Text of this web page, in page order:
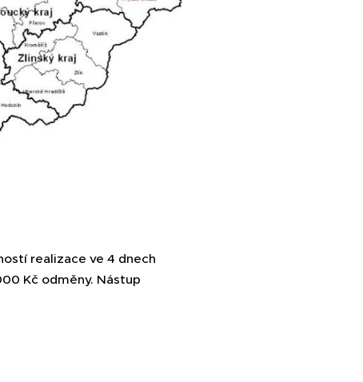
realizace ve 4 dnech
Kč odměny. Nástup